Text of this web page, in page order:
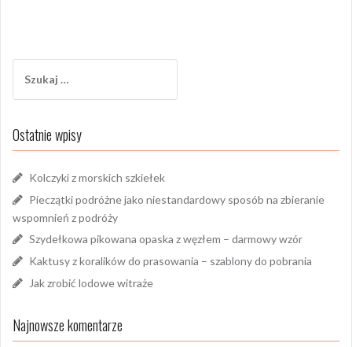
Ostatnie wpisy
Kolczyki z morskich szkiełek
Pieczątki podróżne jako niestandardowy sposób na zbieranie
wspomnień z podróży
Szydełkowa pikowana opaska z węzłem – darmowy wzór
Kaktusy z koralików do prasowania – szablony do pobrania
Jak zrobić lodowe witraże
Najnowsze komentarze